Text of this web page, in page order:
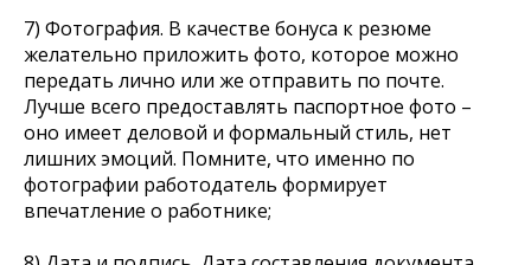
7) Фотография. В качестве бонуса к резюме
желательно приложить фото, которое можно
передать лично или же отправить по почте.
Лучше всего предоставлять паспортное фото –
оно имеет деловой и формальный стиль, нет
лишних эмоций. Помните, что именно по
фотографии работодатель формирует
впечатление о работнике;